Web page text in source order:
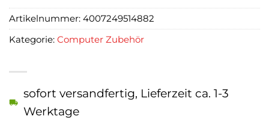
sofort versandfertig, Lieferzeit ca. 1-3
Werktage
Artikelnummer: 4007249514882
Kategorie: Computer Zubehör